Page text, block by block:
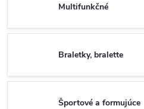
Multifunkčné
Braletky, bralette
Športové a formujúce